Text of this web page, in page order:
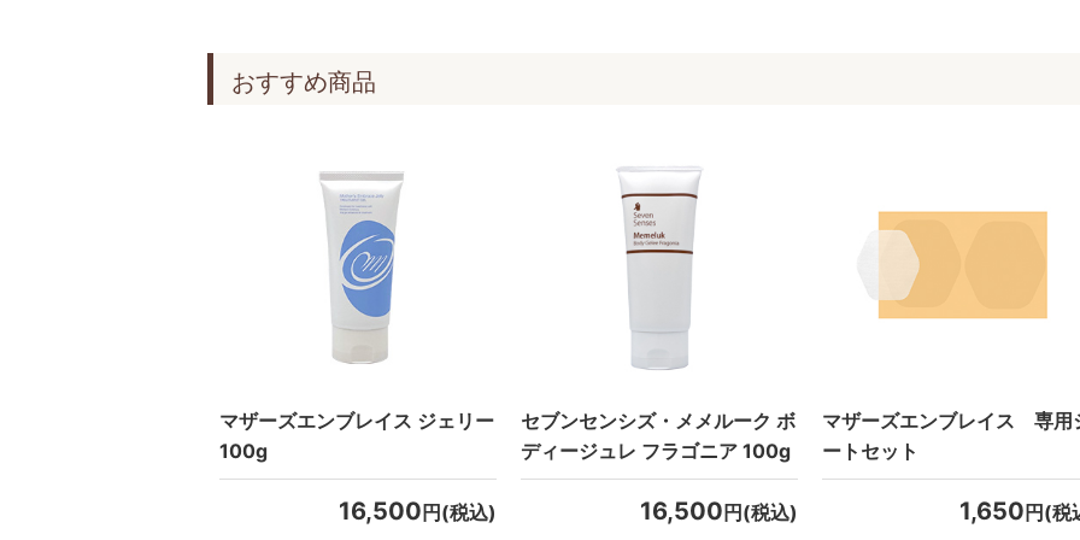
おすすめ商品
マザーズエンブレイス ジェリー
100g
16,500 円(税込)
セブンセンシズ・メメルーク ボ
ディージュレ フラゴニア 100g
16,500 円(税込)
マザーズエンブレイス 専用
ートセット
1,650 円(税